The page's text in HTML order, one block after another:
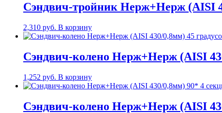
Сэндвич-тройник Нерж+Нерж (AISI
2,310 руб. В корзину
Сэндвич-колено Нерж+Нерж (AISI
1,252 руб. В корзину
Сэндвич-колено Нерж+Нерж (AISI